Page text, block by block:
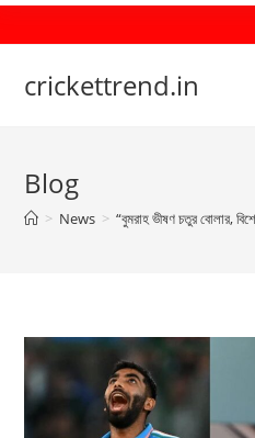
Skip
to
crickettrend.in
Blog
> News > “বুমরাহ ভীষণ চতুর বোলার,